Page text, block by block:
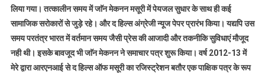
लिया गया। तत्कालीन समय में जाॅन मेकनन मसूरी में पेयजल सुधार के साथ ही कई
सामाजिक सरोकारों से जुड़े रहे। और द हिल्स अंग्रेजी न्यूज पेपर प्रारंभ किया। यद्यपि उस
समय परतंत्र भारत में वर्तमान समय जैसी प्रेस की आजादी और तकनीकि सुविधाएं मौजूद
नही थी। इसके बावजूद भी जाॅन मेकनन ने समाचार पत्र शुरू किया। वर्ष 2012-13 में
मेरे द्वारा आरएनआई से द हिल्स ऑफ मसूरी का रजिस्ट्रेशन बतौर एक पाक्षिक पत्र के रूप